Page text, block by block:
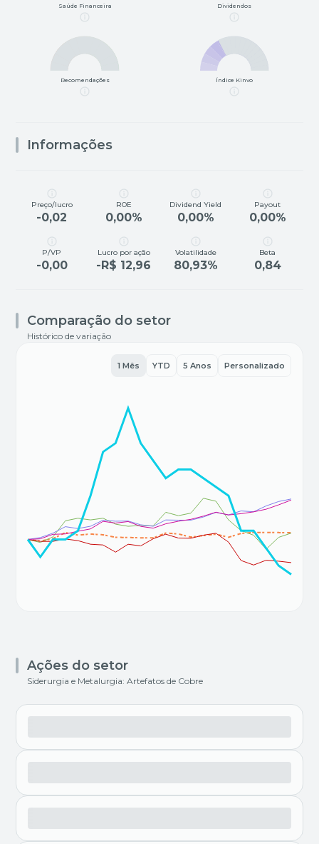
Saúde Financeira Dividendos
Recomendações Índice Kinvo
Informações
Preço/lucro
-0,02
ROE
0,00%
Dividend Yield
0,00%
Payout
0,00%
P/VP
-0,00
Lucro por ação
-R$ 12,96
Volatilidade
80,93%
Beta
0,84
Comparação do setor
Histórico de variação
1 Mês YTD 5 Anos Personalizado
Ações do setor
Siderurgia e Metalurgia: Artefatos de Cobre